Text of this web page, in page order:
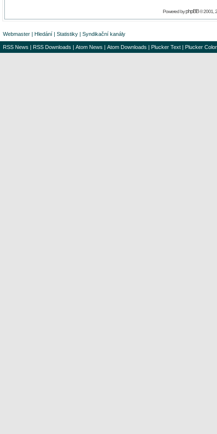
Powered byphpBB© 2001,
Webmaster | Hledání | Statistiky | Syndikační kanály
RSS News | RSS Downloads | Atom News | Atom Downloads | Plucker Text | Plucker Color